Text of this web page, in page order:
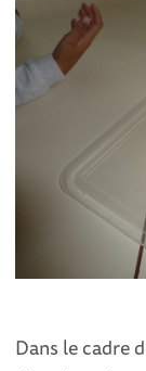
Dans le cadre